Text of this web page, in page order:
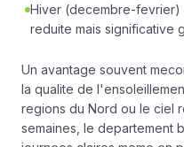
Hiver (decembre-fevrier)
reduite mais significative
Un avantage souvent
la qualite de
regions du Nord ou le ciel
semaines, le departement